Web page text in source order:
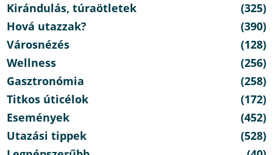
Kirándulás, túraötletek
(325)
Hová utazzak?
(390)
Városnézés
(128)
Wellness
(256)
Gasztronómia
(258)
Titkos úticélok
(172)
Események
(452)
Utazási tippek
(528)